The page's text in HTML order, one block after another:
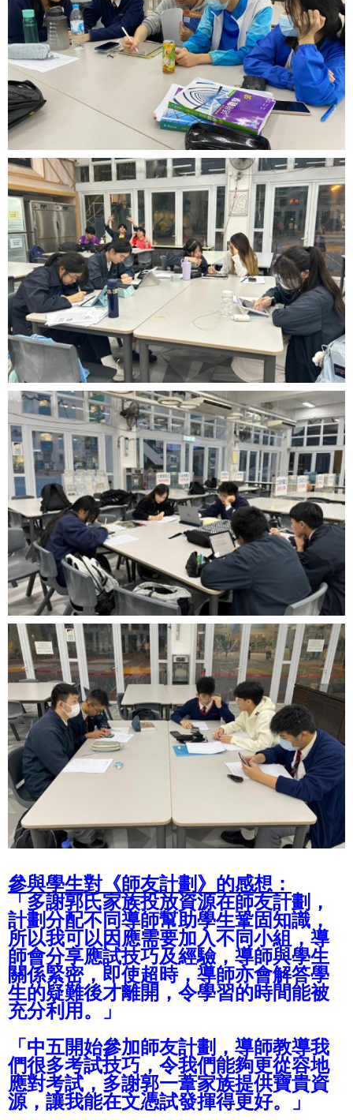
參與學生對 《師友計劃》的感想：
「多謝郭氏家族投放資源在師友計劃，
計劃分配不同導師幫助學生鞏固知識，
所以我可以因應需要加入不同小組，導
師會分享應試技巧及經驗，導師與學生
關係緊密，即使超時，導師亦會解答學
生的疑難後才離開，令學習的時間能被
充分利用。」
「中五開始參加師友計劃，導師教導我
們很多考試技巧，令我們能夠更從容地
應對考試，多謝郭一葦家族提供寶貴資
源，讓我能在文憑試發揮得更好。」